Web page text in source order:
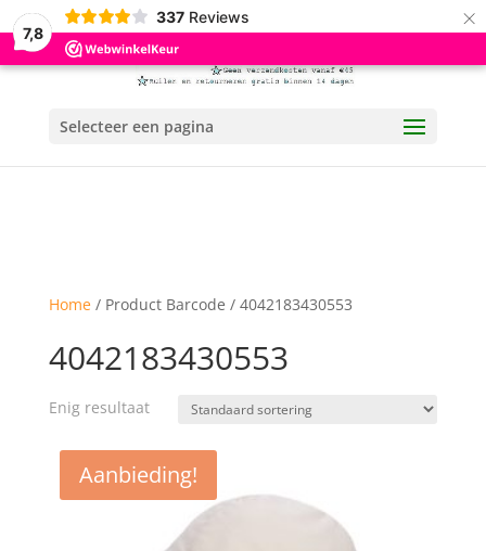
7,8
337 Reviews ×
Selecteer een pagina
Home/ Product Barcode / 4042183430553
4042183430553
Enig resultaat
Aanbieding!